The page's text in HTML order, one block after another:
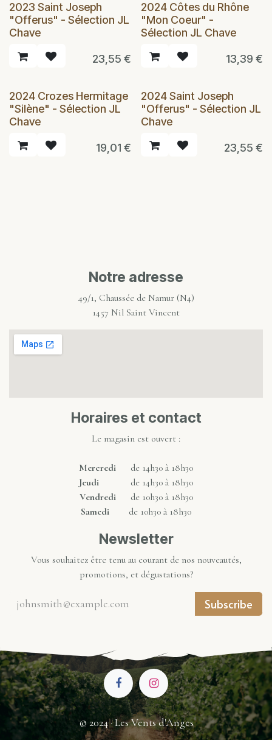
2023 Saint Joseph
"Offerus" - Sélection JL
Chave
23,55 €
2024 Côtes du Rhône
"Mon Coeur" -
Sélection JL Chave
13,39 €
2024 Crozes Hermitage
"Silène" - Sélection JL
Chave
19,01 €
2024 Saint Joseph
"Offerus" - Sélection JL
Chave
23,55 €
Notre adresse
49/1, Chaussée de Namur (N4)
1457 Nil Saint Vincent
Horaires et contact
Le magasin est ouvert :
Mercredi de 14h30 à 18h30
Jeudi de 14h30 à 18h30
Vendredide 10h30 à 18h30
Samedi de 10h30 à 18h30
Newsletter
Vous souhaitez être tenu au courant de nos nouveautés,
promotions, et dégustations?
Subscribe
© 2024 · Les Vents d'Anges